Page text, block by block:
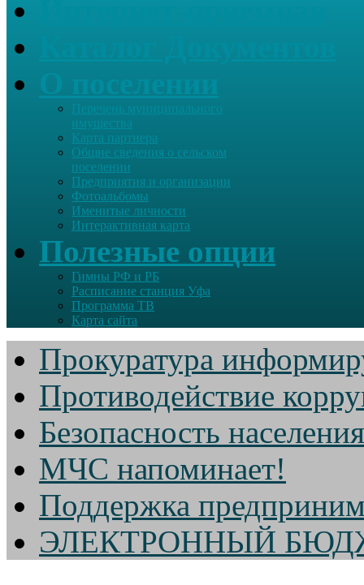
Перечень муниципального
имущества
Карта партнера
Общие сведения о сельском
поселении
Предприятия и организации
Фотоальбомы
Именитые личности
Интерактивная карта
Полезные опции
Гимны РФ и РБ
Расписание станция Уфа
Программа ТВ
Карта сайта
Прокуратура
Противодействие
Безопасность населения
МЧС напоминает!
Поддержка
ЭЛЕКТРОННЫЙ